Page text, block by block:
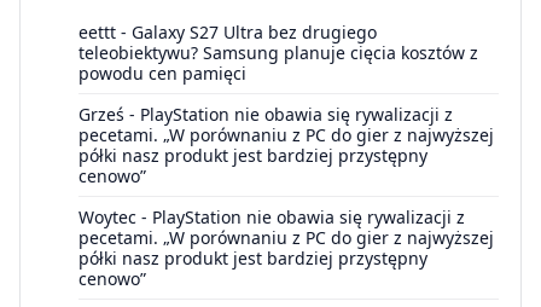
eettt - Galaxy S27 Ultra bez drugiego
teleobiektywu? Samsung planuje cięcia kosztów z
powodu cen pamięci
Grześ - PlayStation nie obawia się rywalizacji z
pecetami. „W porównaniu z PC do gier z najwyższej
półki nasz produkt jest bardziej przystępny
cenowo”
Woytec - PlayStation nie obawia się rywalizacji z
pecetami. „W porównaniu z PC do gier z najwyższej
półki nasz produkt jest bardziej przystępny
cenowo”